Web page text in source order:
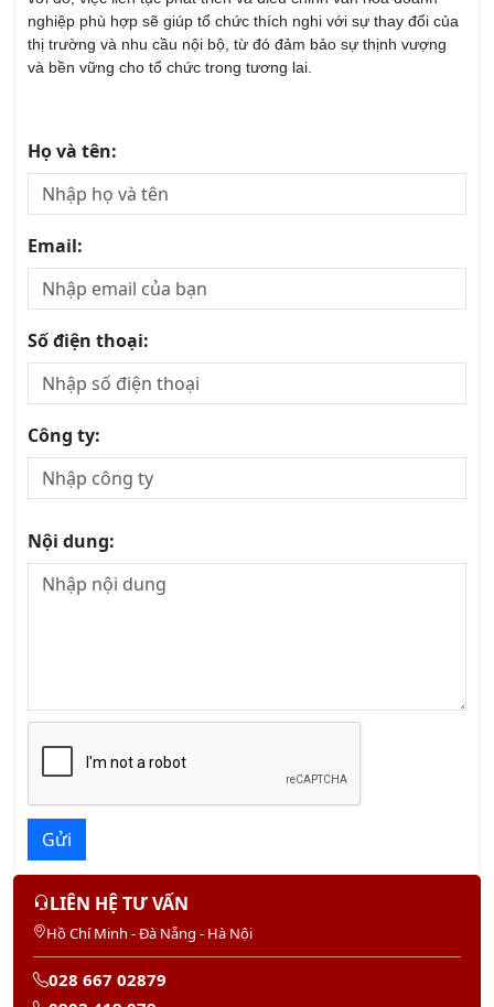
và bền vững cho tổ chức trong tương lai.
Email:
Số điện thoại:
Công ty:
Nội dung:
Gửi
LIÊN HỆ TƯ VẤN
Hồ Chí Minh - Đà Nẵng - Hà Nội
028 667 02879
0902 419 079